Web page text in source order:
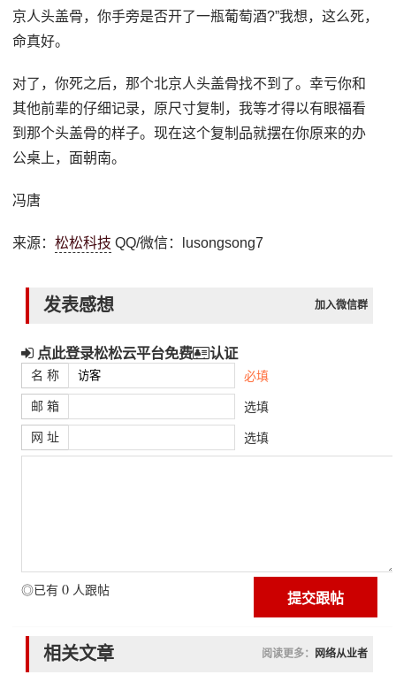
京人头盖骨，你手旁是否开了一瓶葡萄酒?”我想，这么死，
命真好。
对了，你死之后，那个北京人头盖骨找不到了。幸亏你和
其他前辈的仔细记录，原尺寸复制，我等才得以有眼福看
到那个头盖骨的样子。现在这个复制品就摆在你原来的办
公桌上，面朝南。
冯唐
来源：松松科技 QQ/微信：lusongsong7
发表感想 加入微信群
点此登录松松云平台免费 认证
名 称 必填
邮 箱 选填
网 址 选填
◎已有 0 人跟帖
相关文章 阅读更多： 网络从业者